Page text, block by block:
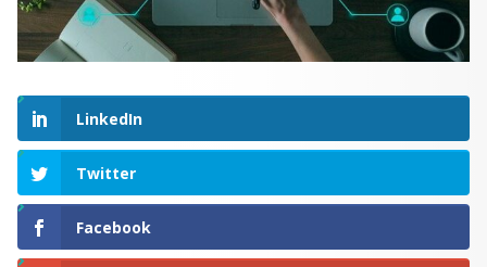
LinkedIn
Twitter
Facebook